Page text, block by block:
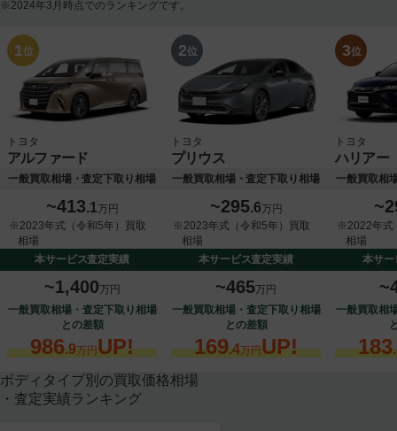
※2024年3月時点でのランキングです。
トヨタ
アルファード
一般買取相場・査定下取り相場
~413.1万円
※2023年式（令和5年）買取
相場
本サービス査定実績
~1,400万円
一般買取相場・査定下取り相場
との差額
986.9万円UP!
トヨタ
プリウス
一般買取相場・査定下取り相場
~295.6万円
※2023年式（令和5年）買取
相場
本サービス査定実績
~465万円
一般買取相場・査定下取り相場
との差額
169.4万円UP!
トヨタ
ハリアー
一般買取相
※2022年式
相場
本サー
一般買取相
183
ボディタイプ別の買取価格相場
・査定実績ランキング